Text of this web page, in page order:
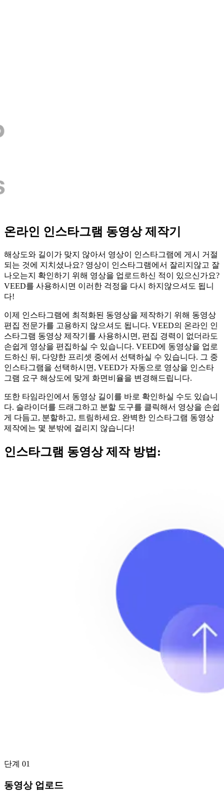
온라인 인스타그램 동영상 제작기
해상도와 길이가 맞지 않아서 영상이 인스타그램에 게시 거절
되는 것에 지치셨나요? 영상이 인스타그램에서 잘리지않고 잘
나오는지 확인하기 위해 영상을 업로드하신 적이 있으신가요?
VEED를 사용하시면 이러한 걱정을 다시 하지않으셔도 됩니
다!
이제 인스타그램에 최적화된 동영상을 제작하기 위해 동영상
편집 전문가를 고용하지 않으셔도 됩니다. VEED의 온라인 인
스타그램 동영상 제작기를 사용하시면, 편집 경력이 없더라도
손쉽게 영상을 편집하실 수 있습니다. VEED에 동영상을 업로
드하신 뒤, 다양한 프리셋 중에서 선택하실 수 있습니다. 그 중
인스타그램을 선택하시면, VEED가 자동으로 영상을 인스타
그램 요구 해상도에 맞게 화면비율을 변경해드립니다.
또한 타임라인에서 동영상 길이를 바로 확인하실 수도 있습니
다. 슬라이더를 드래그하고 분할 도구를 클릭해서 영상을 손쉽
게 다듬고, 분할하고, 트림하세요. 완벽한 인스타그램 동영상
제작에는 몇 분밖에 걸리지 않습니다!
인스타그램 동영상 제작 방법:
단계 01
동영상 업로드